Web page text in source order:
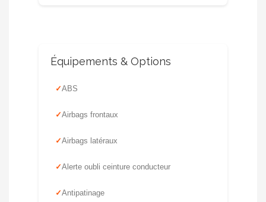
Équipements & Options
ABS
Airbags frontaux
Airbags latéraux
Alerte oubli ceinture conducteur
Antipatinage